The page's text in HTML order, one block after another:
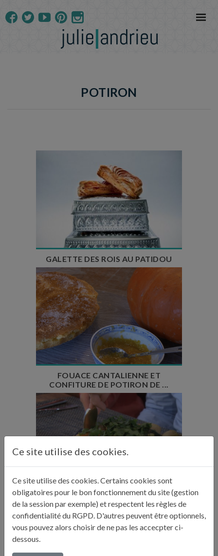
POTIRON
Temps de préparation : 20 min
Temps de cuisson : 50min
Nombre de couverts : 6
GALETTE DES ROIS AU PATIDOU
Temps de préparation : 30 min
Temps de cuisson : 1h15
Temps de repos : 2h
Nombre de couverts : 8
FOUACE CANTALIENNE ET
CONFITURE DE POTIRON DE ...
Temps de cuisson : 2h + 1h
Nombre de couverts : 8
COUSCOUS DE JULIE
Ce site utilise des cookies.
Ce site utilise des cookies. Certains cookies sont
obligatoires pour le bon fonctionnement du site (gestion
de la session par exemple) et respectent les règles de
confidentialité du RGPD. D'autres peuvent être optionnels,
vous pouvez alors choisir de ne pas les accecpter ci-
dessous.